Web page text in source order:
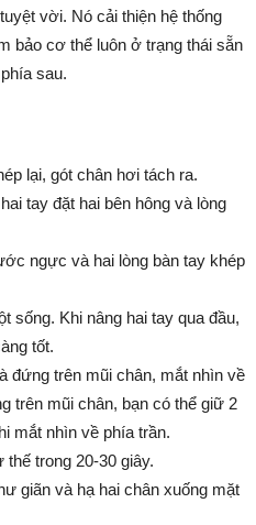
vời. Nó cải thiện hệ thống
bảo cơ thể luôn ở trạng thái sẵn
sau.
lại, gót chân hơi tách ra.
tay đặt hai bên hông và lòng
ngực và hai lòng bàn tay khép
sống. Khi nâng hai tay qua đầu,
tốt.
đứng trên mũi chân, mắt nhìn về
trên mũi chân, bạn có thể giữ 2
mắt nhìn về phía trần.
trong 20-30 giây.
giãn và hạ hai chân xuống mặt